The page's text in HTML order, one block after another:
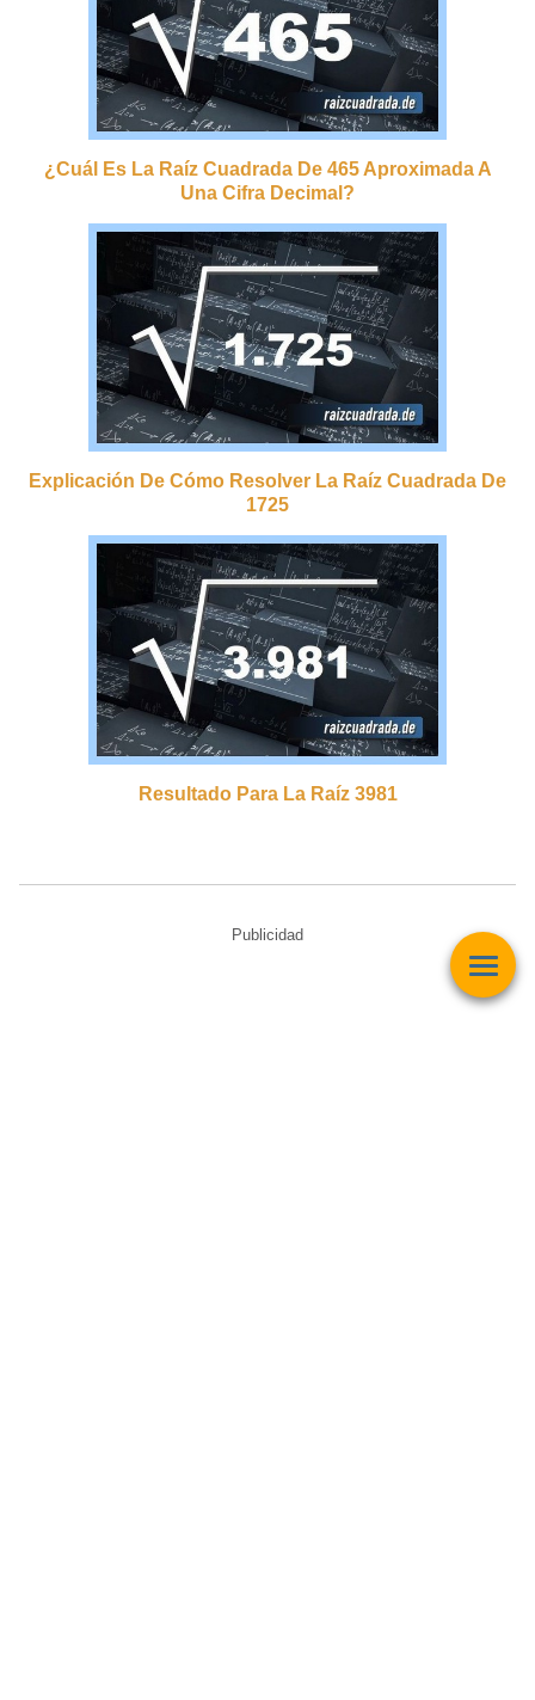
¿cuál Es La Raíz Cuadrada De 465 Aproximada A
Una Cifra Decimal?
Explicación De Cómo Resolver La Raíz Cuadrada De
1725
Resultado Para La Raíz 3981
Publicidad